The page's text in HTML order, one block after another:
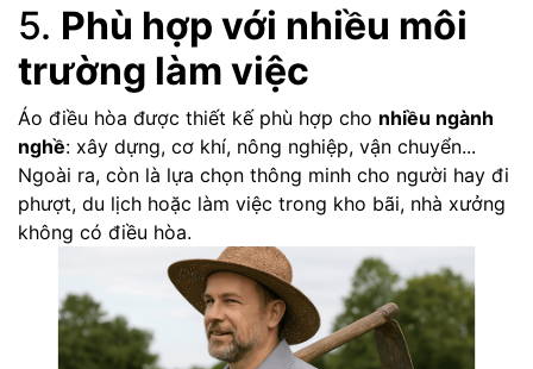
5. Phù hợp với nhiều môi
trường làm việc
Áo điều hòa được thiết kế phù hợp cho nhiều ngành
nghề: xây dựng, cơ khí, nông nghiệp, vận chuyển...
Ngoài ra, còn là lựa chọn thông minh cho người hay đi
phượt, du lịch hoặc làm việc trong kho bãi, nhà xưởng
không có điều hòa.